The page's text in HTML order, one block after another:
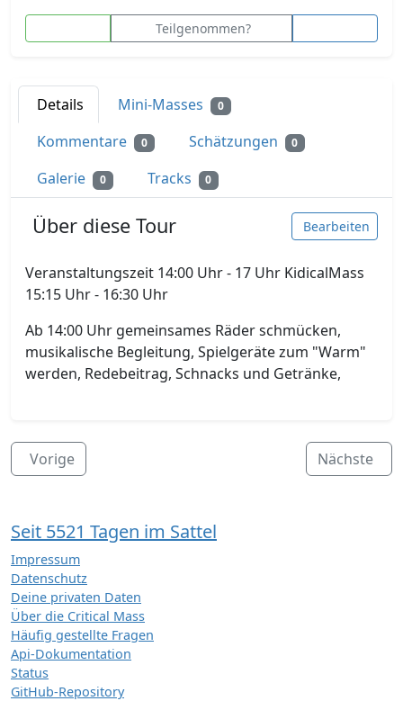
Teilgenommen?
Details Mini-Masses 0
Kommentare 0 Schätzungen 0
Galerie 0 Tracks 0
Über diese Tour Bearbeiten
Veranstaltungszeit 14:00 Uhr - 17 Uhr KidicalMass
15:15 Uhr - 16:30 Uhr
Ab 14:00 Uhr gemeinsames Räder schmücken,
musikalische Begleitung, Spielgeräte zum "Warm"
werden, Redebeitrag, Schnacks und Getränke,
Vorige Nächste
Seit 5521 Tagen im Sattel
Impressum
Datenschutz
Deine privaten Daten
Über die Critical Mass
Häufig gestellte Fragen
Api-Dokumentation
Status
GitHub-Repository